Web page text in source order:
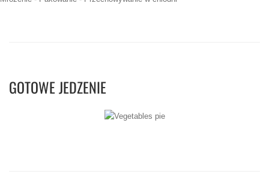
GOTOWE JEDZENIE